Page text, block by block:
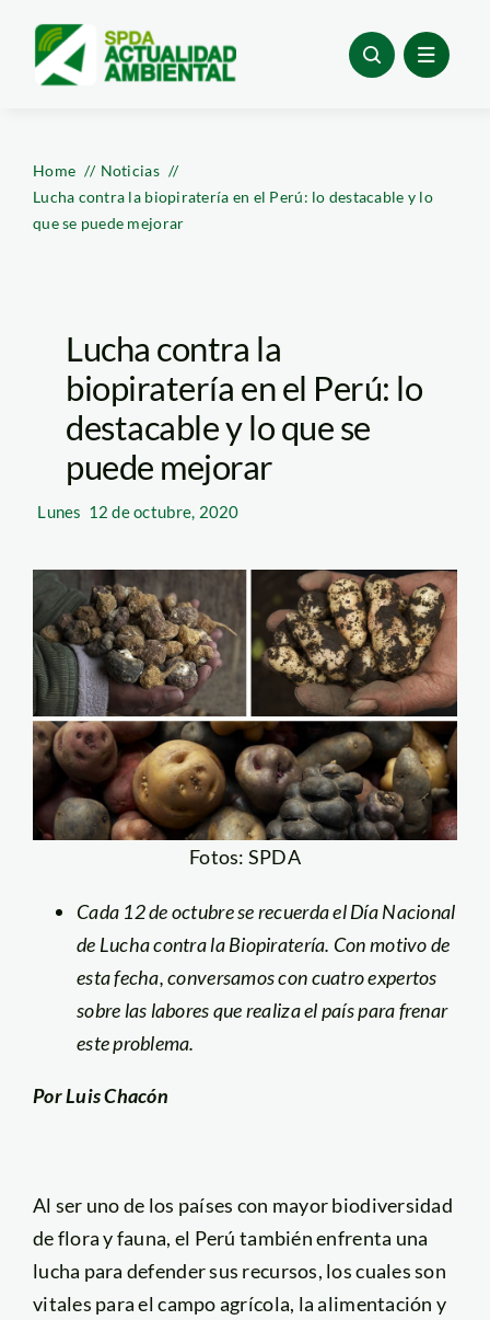
content
Home
Noticias
Lucha contra la biopiratería en el Perú: lo destacable y lo
que se puede mejorar
Lucha contra la
biopiratería en el Perú: lo
destacable y lo que se
puede mejorar
Lunes 12 de octubre, 2020
Fotos: SPDA
Cada 12 de octubre se recuerda el Día Nacional
de Lucha contra la Biopiratería. Con motivo de
esta fecha, conversamos con cuatro expertos
sobre las labores que realiza el país para frenar
este problema.
Por Luis Chacón
Al ser uno de los países con mayor biodiversidad
de flora y fauna, el Perú también enfrenta una
lucha para defender sus recursos, los cuales son
vitales para el campo agrícola, la alimentación y